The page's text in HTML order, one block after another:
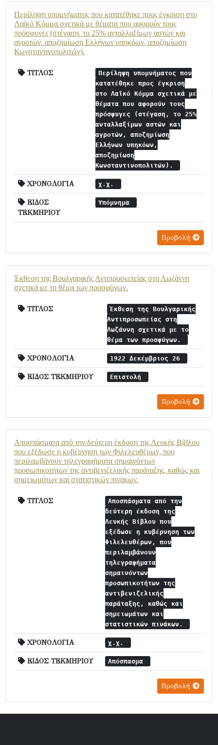
Περίληψη υπομνήματος που κατατέθηκε προς έγκριση στο
Λαϊκό Κόμμα σχετικά με θέματα που αφορούν τους
πρόσφυγες (στέγαση, το 25% ανταλλαξίμων αστών και
αγροτών, αποζημίωση Ελλήνων υπηκόων, αποζημίωση
Κωνσταντινοπολιτών).
ΤΙΤΛΟΣ
Περίληψη υπομνήματος που
κατατέθηκε προς έγκριση
στο Λαϊκό Κόμμα σχετικά με
θέματα που αφορούν τους
πρόσφυγες (στέγαση, το 25%
ανταλλαξίμων αστών και
αγροτών, αποζημίωση
Ελλήνων υπηκόων,
αποζημίωση
Κωνσταντινοπολιτών).
ΧΡΟΝΟΛΟΓΙΑ χ.χ.
ΕΙΔΟΣ
ΤΕΚΜΗΡΙΟΥ
Υπόμνημα
Προβολή
Έκθεση της Βουλγαρικής Αντιπροσωπείας στη Λωζάννη
σχετικά με το θέμα των προσφύγων.
ΤΙΤΛΟΣ
Έκθεση της Βουλγαρικής
Αντιπροσωπείας στη
Λωζάννη σχετικά με το
θέμα των προσφύγων.
ΧΡΟΝΟΛΟΓΙΑ 1922 Δεκέμβριος 26
ΕΙΔΟΣ ΤΕΚΜΗΡΙΟΥ Επιστολή
Προβολή
Αποσπάσματα από την δεύτερη έκδοση της Λευκής Βίβλου
που εξέδωσε η κυβέρνηση των Φιλελευθέρων, που
περιλαμβάνουν τηλεγραφήματα σημαινόντων
προσωπικοτήτων της αντιβενιζελικής παράταξης, καθώς και
σημειωμάτων και στατιστικών πινάκων.
ΤΙΤΛΟΣ
Αποσπάσματα από την
δεύτερη έκδοση της
Λευκής Βίβλου που
εξέδωσε η κυβέρνηση των
Φιλελευθέρων, που
περιλαμβάνουν
τηλεγραφήματα
σημαινόντων
προσωπικοτήτων της
αντιβενιζελικής
παράταξης, καθώς και
σημειωμάτων και
στατιστικών πινάκων.
ΧΡΟΝΟΛΟΓΙΑ χ.χ.
ΕΙΔΟΣ ΤΕΚΜΗΡΙΟΥ Απόσπασμα
Προβολή